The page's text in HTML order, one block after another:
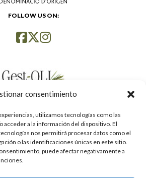
consentimiento
utilizamos tecnologías como las
acceder a la información del dispositivo. El
nos permitirá procesar datos como el
o las identificaciones únicas en este sitio.
puede afectar negativamente a
FOLLOW US ON: